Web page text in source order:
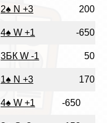
2♠ N +3 200
4♠ W +1 -650
3БК W -1 50
1♠ N +3 170
4♠ W +1 -650